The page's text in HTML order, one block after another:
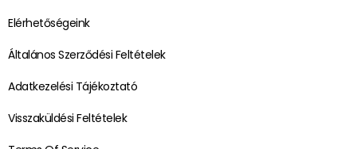
Elérhetőségeink
Általános Szerződési Feltételek
Adatkezelési Tájékoztató
Visszaküldési Feltételek